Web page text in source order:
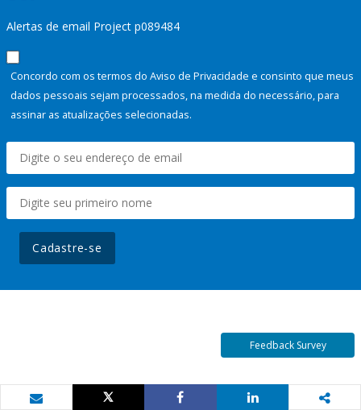
Alertas de email Project p089484
Concordo com os termos do Aviso de Privacidade e consinto que meus
dados pessoais sejam processados, na medida do necessário, para
assinar as atualizações selecionadas.
Cadastre-se
Feedback Survey